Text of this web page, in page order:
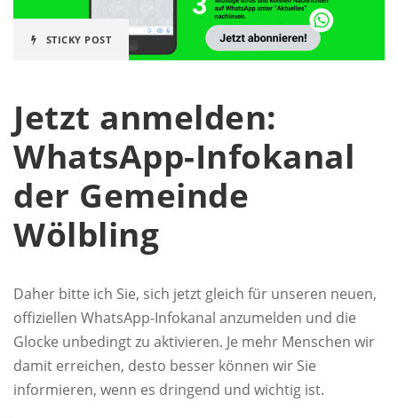
STICKY POST
Jetzt anmelden:
WhatsApp-Infokanal
der Gemeinde
Wölbling
Daher bitte ich Sie, sich jetzt gleich für unseren neuen,
offiziellen WhatsApp-Infokanal anzumelden und die
Glocke unbedingt zu aktivieren. Je mehr Menschen wir
damit erreichen, desto besser können wir Sie
informieren, wenn es dringend und wichtig ist.